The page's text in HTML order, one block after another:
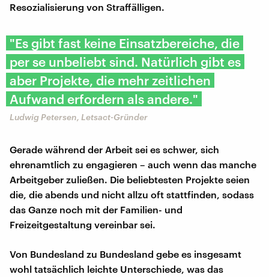
Resozialisierung von Straffälligen.
"Es gibt fast keine Einsatzbereiche, die
per se unbeliebt sind. Natürlich gibt es
aber Projekte, die mehr zeitlichen
Aufwand erfordern als andere."
Ludwig Petersen, Letsact-Gründer
Gerade während der Arbeit sei es schwer, sich
ehrenamtlich zu engagieren – auch wenn das manche
Arbeitgeber zuließen. Die beliebtesten Projekte seien
die, die abends und nicht allzu oft stattfinden, sodass
das Ganze noch mit der Familien- und
Freizeitgestaltung vereinbar sei.
Von Bundesland zu Bundesland gebe es insgesamt
wohl tatsächlich leichte Unterschiede, was das